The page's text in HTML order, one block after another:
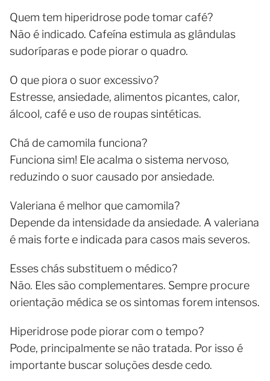
Quem tem hiperidrose pode tomar café?
Não é indicado. Cafeína estimula as glândulas
sudoríparas e pode piorar o quadro.
O que piora o suor excessivo?
Estresse, ansiedade, alimentos picantes, calor,
álcool, café e uso de roupas sintéticas.
Chá de camomila funciona?
Funciona sim! Ele acalma o sistema nervoso,
reduzindo o suor causado por ansiedade.
Valeriana é melhor que camomila?
Depende da intensidade da ansiedade. A valeriana
é mais forte e indicada para casos mais severos.
Esses chás substituem o médico?
Não. Eles são complementares. Sempre procure
orientação médica se os sintomas forem intensos.
Hiperidrose pode piorar com o tempo?
Pode, principalmente se não tratada. Por isso é
importante buscar soluções desde cedo.